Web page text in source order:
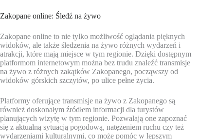
Zakopane online: Śledź na żywo
Zakopane online to nie tylko możliwość oglądania pięknych
widoków, ale także śledzenia na żywo różnych wydarzeń i
atrakcji, które mają miejsce w tym regionie. Dzięki dostępnym
platformom internetowym można bez trudu znaleźć transmisje
na żywo z różnych zakątków Zakopanego, począwszy od
widoków górskich szczytów, po ulice pełne życia.
Platformy oferujące transmisje na żywo z Zakopanego są
również doskonałym źródłem informacji dla turystów
planujących wizytę w tym regionie. Pozwalają one zapoznać
się z aktualną sytuacją pogodową, natężeniem ruchu czy też
wydarzeniami kulturalnymi, co może pomóc w lepszym